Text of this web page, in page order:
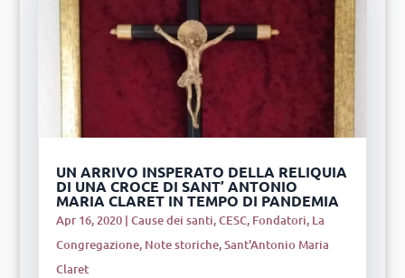
UN ARRIVO INSPERATO DELLA RELIQUIA
DI UNA CROCE DI SANT’ ANTONIO
MARIA CLARET IN TEMPO DI PANDEMIA
Apr 16, 2020| Cause dei santi,CESC, Fondatori, La
Congregazione, Note storiche,Sant'Antonio Maria
Claret